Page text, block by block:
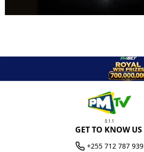
0.1.1
GET TO KNOW US
+255 712 787 939